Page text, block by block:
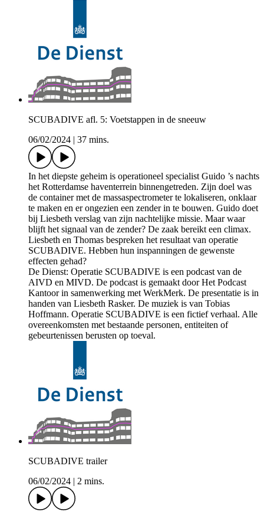
SCUBADIVE afl. 5: Voetstappen in de sneeuw
06/02/2024
37 mins.
In het diepste geheim is operationeel specialist Guido ’s nachts
het Rotterdamse haventerrein binnengetreden. Zijn doel was
de container met de massaspectrometer te lokaliseren, onklaar
te maken en er ongezien een zender in te bouwen. Guido doet
bij Liesbeth verslag van zijn nachtelijke missie. Maar waar
blijft het signaal van de zender? De zaak bereikt een climax.
Liesbeth en Thomas bespreken het resultaat van operatie
SCUBADIVE. Hebben hun inspanningen de gewenste
effecten gehad?
De Dienst: Operatie SCUBADIVE is een podcast van de
AIVD en MIVD. De podcast is gemaakt door Het Podcast
Kantoor in samenwerking met WerkMerk. De presentatie is in
handen van Liesbeth Rasker. De muziek is van Tobias
Hoffmann. Operatie SCUBADIVE is een fictief verhaal. Alle
overeenkomsten met bestaande personen, entiteiten of
gebeurtenissen berusten op toeval.
SCUBADIVE trailer
06/02/2024
2 mins.